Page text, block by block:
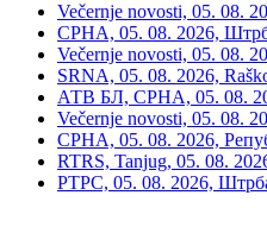
Večernje novosti, 05. 08.
СРНА, 05. 08. 2026,
Večernje novosti, 05. 08.
SRNA, 05. 08. 2026,
АТВ БЛ, СРНА, 05. 08.
Večernje novosti, 05. 08.
СРНА, 05. 08. 2026,
RTRS, Tanjug, 05. 08.
РТРС, 05. 08. 2026,